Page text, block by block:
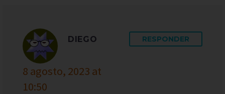
DIEGO
8 agosto, 2023 at
10:50
RESPONDER